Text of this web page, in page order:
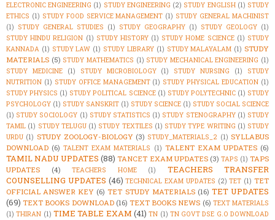
ELECTRONIC ENGINEERING (1) STUDY ENGINEERING (2) STUDY ENGLISH (1) STUDY
ETHICS (1) STUDY FOOD SERVICE MANAGEMENT (1) STUDY GENERAL MACHINIST
(1) STUDY GENERAL STUDIES (1) STUDY GEOGRAPHY (1) STUDY GEOLOGY (1)
STUDY HINDU RELIGION (1) STUDY HISTORY (1) STUDY HOME SCIENCE (1) STUDY
KANNADA (1) STUDY LAW (1) STUDY LIBRARY (1) STUDY MALAYALAM (1) STUDY
MATERIALS (5) STUDY MATHEMATICS (1) STUDY MECHANICAL ENGINEERING (1)
STUDY MEDICINE
(1) STUDY MICROBIOLOGY (1) STUDY NURSING (1)
STUDY
NUTRITION (1) STUDY OFFICE MANAGEMENT (1) STUDY PHYSICAL EDUCATION (1)
STUDY PHYSICS (1) STUDY POLITICAL SCIENCE (1) STUDY POLYTECHNIC (1) STUDY
PSYCHOLOGY (1) STUDY SANSKRIT (1) STUDY SCIENCE (1) STUDY SOCIAL SCIENCE
(1) STUDY SOCIOLOGY (1) STUDY STATISTICS (1) STUDY STENOGRAPHY (1) STUDY
TAMIL (1) STUDY TELUGU (1) STUDY TEXTILES (1) STUDY TYPE WRITING (1) STUDY
URDU (1) STUDY ZOOLOGY-BIOLOGY (3) STUDY_MATERIALS_2 (1) SYLLABUS
DOWNLOAD (6) TALENT EXAM MATERIALS (1) TALENT EXAM UPDATES (6)
TAMIL NADU UPDATES (88) TANCET EXAM UPDATES (3) TAPS (1) TAPS
UPDATES
(4) TEACHERS HOME (1)
TEACHERS TRANSFER
COUNSELLING UPDATES (46) TECHNICAL EXAM UPDATES (2) TET (1) TET
OFFICIAL ANSWER KEY (6) TET STUDY MATERIALS (16) TET UPDATES
(69) TEXT BOOKS DOWNLOAD (16) TEXT BOOKS NEWS (6) TEXT MATERIALS
(1) THIRAN (1) TIME TABLE EXAM (41) TN (1) TN GOVT DSE G.O DOWNLOAD